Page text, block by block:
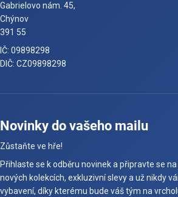
Gabrielovo nám. 45,
Chýnov
391 55
IČ: 09898298
DIČ: CZ09898298
Novinky do vašeho mailu
Zůstaňte ve hře!
Přihlaste se k odběru novinek a připravte se
nových kolekcích, exkluzivní slevy a už nikdy
vybavení, díky kterému bude váš tým na